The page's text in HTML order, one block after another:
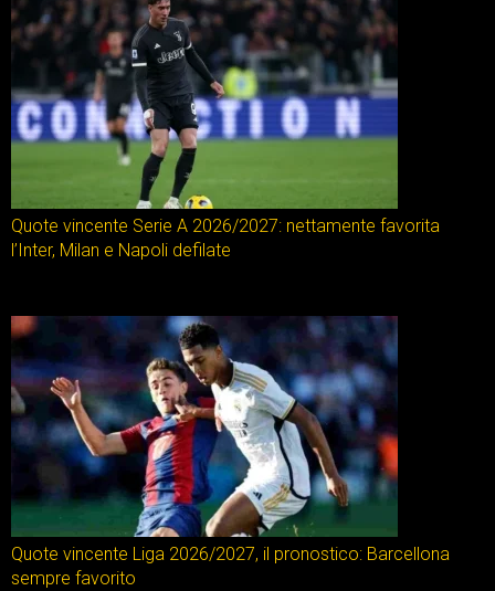
Quote vincente Serie A 2026/2027: nettamente favorita
l’Inter, Milan e Napoli defilate
Quote vincente Liga 2026/2027, il pronostico: Barcellona
sempre favorito